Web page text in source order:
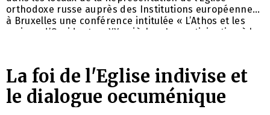
orthodoxe russe auprès des Institutions européennes
à Bruxelles une conférence intitulée « L’Athos et les
moines d’Occident au XXe siècle». La participation à la
Bruxelles.Pour lire deux
La foi de l'Eglise indivise et
le dialogue oecuménique